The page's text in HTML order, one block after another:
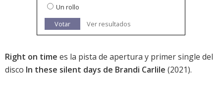
Un rollo
Votar
Ver resultados
Right on time es la pista de apertura y primer single del
disco In these silent days de Brandi Carlile (2021).